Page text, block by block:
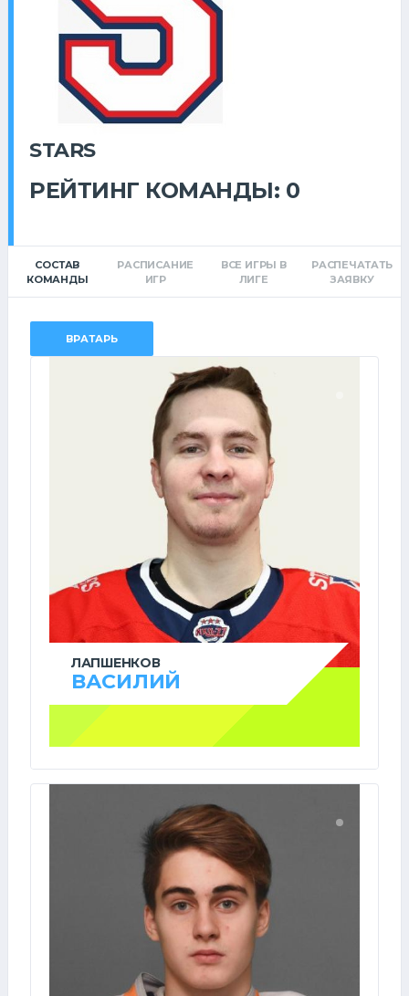
STARS
РЕЙТИНГ КОМАНДЫ: 0
СОСТАВ
КОМАНДЫ
РАСПИСАНИЕ
ИГР
ВСЕ ИГРЫ В
ЛИГЕ
РАСПЕЧАТАТЬ
ЗАЯВКУ
ВРАТАРЬ
ЛАПШЕНКОВ
ВАСИЛИЙ